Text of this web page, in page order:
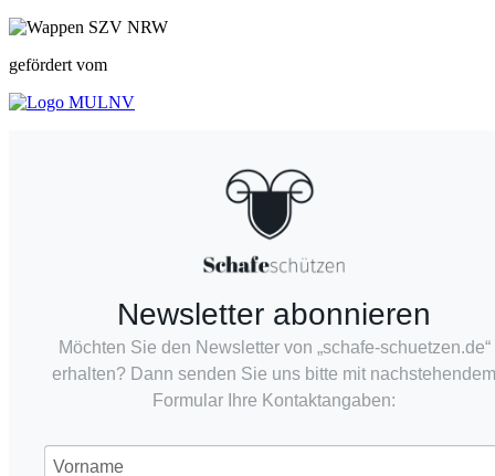
gefördert vom
Newsletter abonnieren
Möchten Sie den Newsletter von „schafe-schuetzen.de“
erhalten? Dann senden Sie uns bitte mit nachstehendem
Formular Ihre Kontaktangaben: